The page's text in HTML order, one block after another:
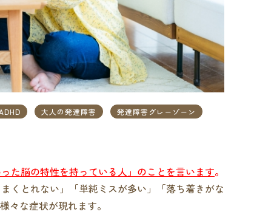
大人の発達障害
発達障害グレーゾーン
た脳の特性を持っている人」のことを言います。
くとれない」「単純ミスが多い」「落ち着きがな
々な症状が現れます。